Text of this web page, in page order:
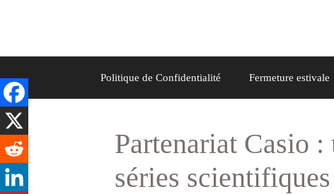
Politique de Confidentialité Fermeture estivale
Partenariat Casio
séries scientifiques